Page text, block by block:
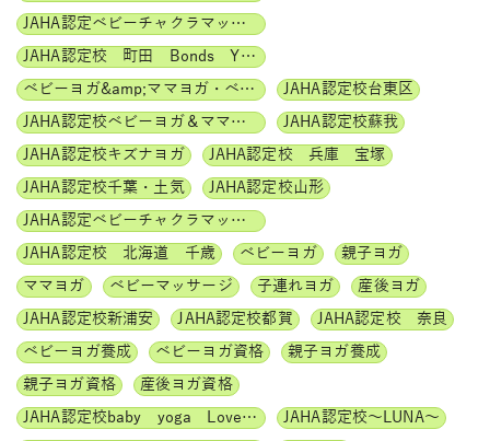
JAHA認定ベビーチャクラマッサージインストラクター
JAHA認定校 町田 Bonds Yoga
ベビーヨガ&amp;ママヨガ・ベビーチャクラマッサージ通信講座
JAHA認定校台東区
JAHA認定校ベビーヨガ＆ママヨガインストラクター
JAHA認定校蘇我
JAHA認定校キズナヨガ
JAHA認定校 兵庫 宝塚
JAHA認定校千葉・土気
JAHA認定校山形
JAHA認定ベビーチャクラマッサージ
JAHA認定校 北海道 千歳
ベビーヨガ
親子ヨガ
ママヨガ
ベビーマッサージ 子連れヨガ
産後ヨガ
JAHA認定校新浦安
JAHA認定校都賀
JAHA認定校 奈良
ベビーヨガ養成
ベビーヨガ資格
親子ヨガ養成
親子ヨガ資格
産後ヨガ資格
JAHA認定校baby yoga Lovely days
JAHA認定校～LUNA～